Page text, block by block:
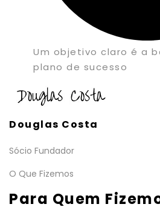
Um objetivo claro é a
plano de sucesso
Douglas Costa
Sócio Fundador
O Que Fizemos
Para Quem